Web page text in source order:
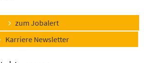
zum Jobalert
Karriere Newsletter